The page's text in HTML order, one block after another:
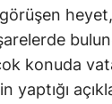
konuda
yaptığı